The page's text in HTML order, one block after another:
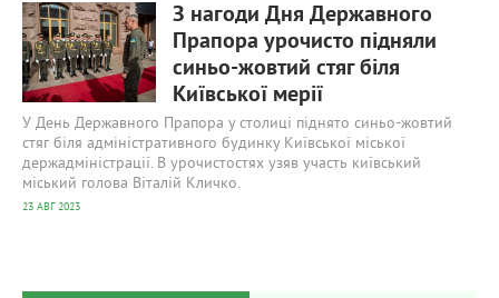
З нагоди Дня Державного
Прапора урочисто підняли
синьо-жовтий стяг біля
Київської мерії
У День Державного Прапора у столиці піднято синьо-жовтий
стяг біля адміністративного будинку Київської міської
держадміністрації. В урочистостях узяв участь київський
міський голова Віталій Кличко.
23 АВГ 2023